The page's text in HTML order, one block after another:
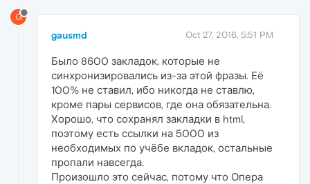
G
gausmd Oct 27, 2016, 5:51 PM
Было 8600 закладок, которые не
синхронизировались из-за этой фразы. Её
100% не ставил, ибо никогда не ставлю,
кроме пары сервисов, где она обязательна.
Хорошо, что сохранял закладки в html,
поэтому есть ссылки на 5000 из
необходимых по учёбе вкладок, остальные
пропали навсегда.
Произошло это сейчас, потому что Опера